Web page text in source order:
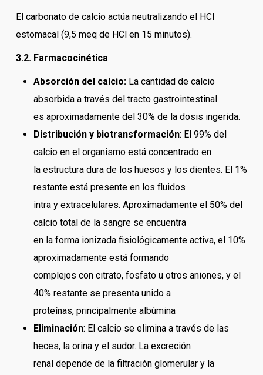
El carbonato de calcio actúa neutralizando el HCl
estomacal (9,5 meq de HCl en 15 minutos).
3.2. Farmacocinética
Absorción del calcio:La cantidad de calcio
absorbida a través del tracto gastrointestinal
es aproximadamente del 30% de la dosis ingerida.
Distribución y biotransformación: El 99% del
calcio en el organismo está concentrado en
la estructura dura de los huesos y los dientes. El 1%
restante está presente en los fluidos
intra y extracelulares. Aproximadamente el 50% del
calcio total de la sangre se encuentra
en la forma ionizada fisiológicamente activa, el 10%
aproximadamente está formando
complejos con citrato, fosfato u otros aniones, y el
40% restante se presenta unido a
proteínas, principalmente albúmina
Eliminación: El calcio se elimina a través de las
heces, la orina y el sudor. La excreción
renal depende de la filtración glomerular y la